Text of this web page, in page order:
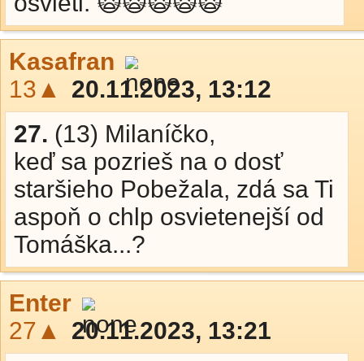
Kasafran
13▲
20.11.2023, 13:12
27. (13) Milaníčko,
keď sa pozrieš na o dosť
staršieho Pobežala, zdá sa Ti
aspoň o chlp osvietenejší od
Tomáška...?
Enter
27▲
20.11.2023, 13:21